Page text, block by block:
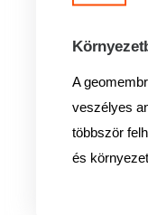
A
veszélyes
többször
és